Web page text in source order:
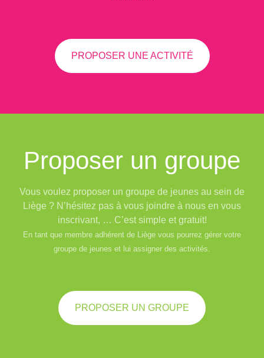
PROPOSER UNE ACTIVITÉ
Proposer un groupe
Vous voulez proposer un groupe de jeunes au sein de
Liège ? N’hésitez pas à vous joindre à nous en vous
inscrivant, … C’est simple et gratuit!
En tant que membre adhérent de Liège vous pourrez gérer votre
groupe de jeunes et lui assigner des activités.
PROPOSER UN GROUPE